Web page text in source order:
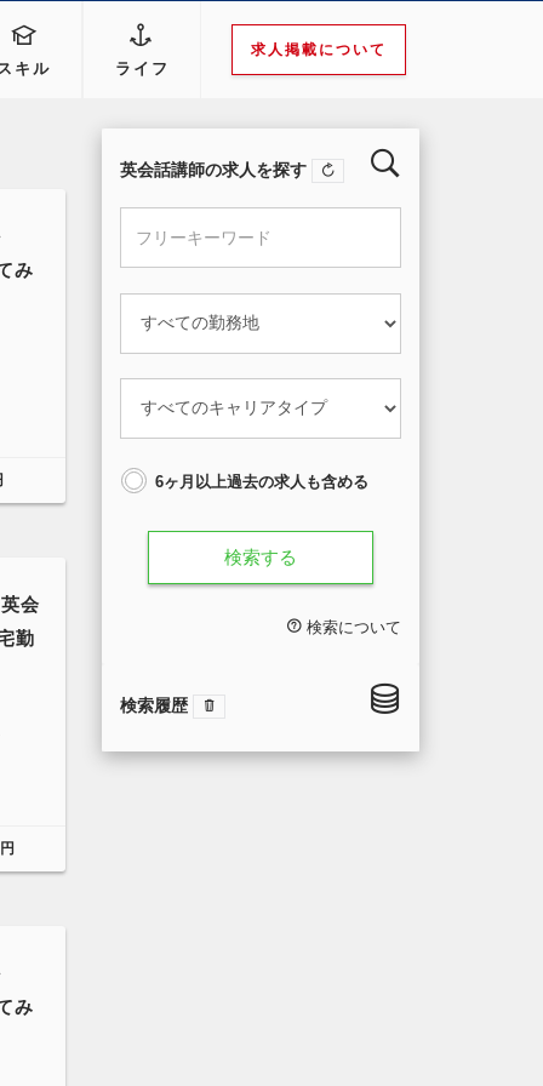
キル ライフ
求人掲載について
み
会
勤
み
英会話講師の求人を探す
6ヶ月以上過去の求人も含める
検索する
検索について
検索履歴